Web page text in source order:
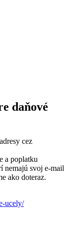
daňové
cez
a poplatku
nemajú svoj e-mail
ako doteraz.
ucely/